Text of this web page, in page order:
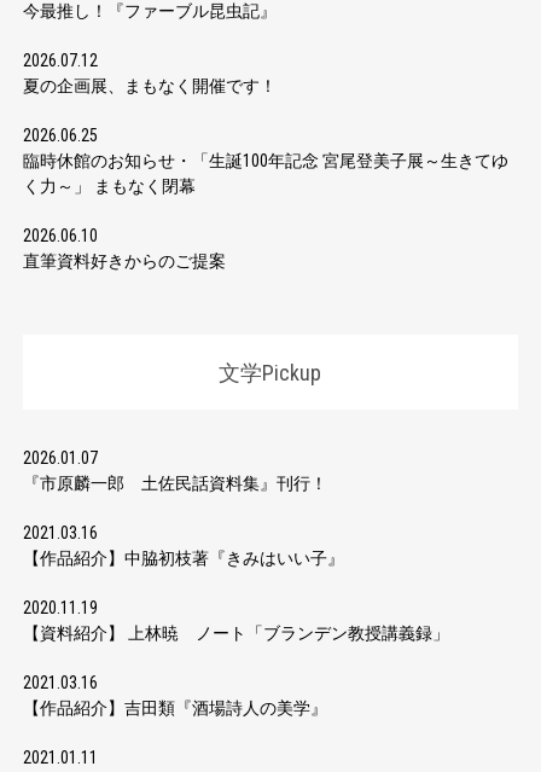
今最推し！『ファーブル昆虫記』
2026.07.12
夏の企画展、まもなく開催です！
2026.06.25
臨時休館のお知らせ・「生誕100年記念 宮尾登美子展～生きてゆ
く力～」 まもなく閉幕
2026.06.10
直筆資料好きからのご提案
文学Pickup
2026.01.07
『市原麟一郎 土佐民話資料集』刊行！
2021.03.16
【作品紹介】中脇初枝著『きみはいい子』
2020.11.19
【資料紹介】 上林暁 ノート「ブランデン教授講義録」
2021.03.16
【作品紹介】吉田類『酒場詩人の美学』
2021.01.11